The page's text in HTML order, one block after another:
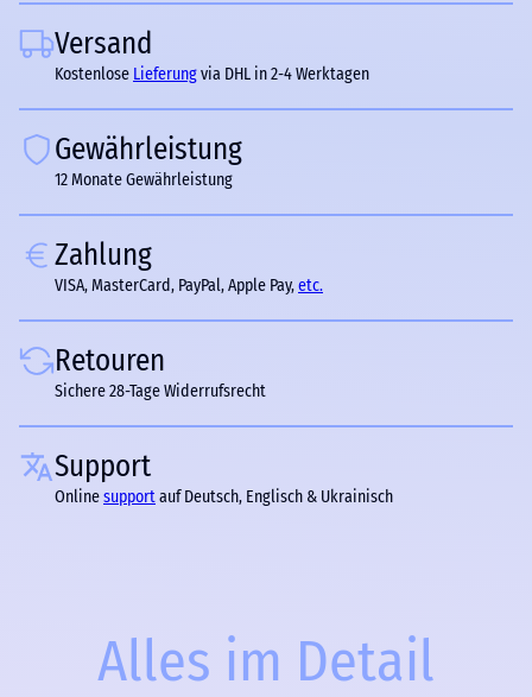
Versand
Kostenlose Lieferungvia DHL in 2-4 Werktagen
Gewährleistung
12 Monate Gewährleistung
Zahlung
VISA, MasterCard, PayPal, Apple Pay,etc.
Retouren
Sichere 28-Tage Widerrufsrecht
Support
Onlinesupportauf Deutsch, Englisch & Ukrainisch
Alles im Detail